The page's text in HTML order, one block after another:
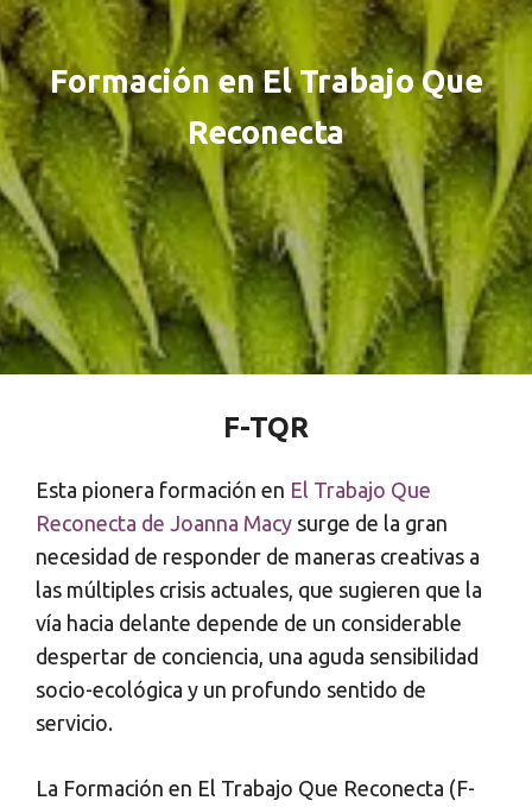
Formación en El Trabajo Que
Reconecta
F-TQR
Esta pionera formación en El Trabajo Que
Reconecta de Joanna Macy surge de la gran
necesidad de responder de maneras creativas a
las múltiples crisis actuales, que sugieren que la
vía hacia delante depende de un considerable
despertar de conciencia, una aguda sensibilidad
socio-ecológica y un profundo sentido de
servicio.
La Formación en El Trabajo Que Reconecta (F-